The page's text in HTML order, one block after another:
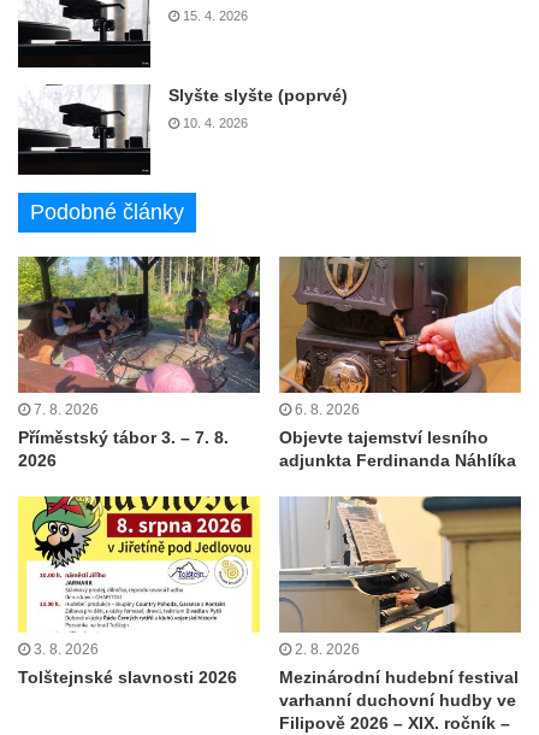
15. 4. 2026
Slyšte slyšte (poprvé)
10. 4. 2026
Podobné články
7. 8. 2026
Příměstský tábor 3. – 7. 8.
2026
6. 8. 2026
Objevte tajemství lesního
adjunkta Ferdinanda Náhlíka
3. 8. 2026
Tolštejnské slavnosti 2026
2. 8. 2026
Mezinárodní hudební festival
varhanní duchovní hudby ve
Filipově 2026 – XIX. ročník –